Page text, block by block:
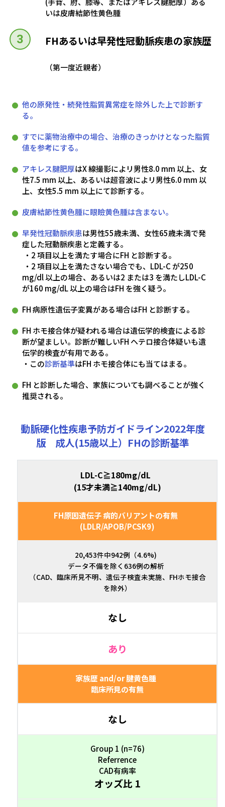
いは皮膚結節性黄色腫
FHあるいは早発性冠動脈疾患の家族歴
（第一度近親者）
他の原発性・続発性脂質異常症を除外した上で診断す
る。
すでに薬物治療中の場合、治療のきっかけとなった脂質
値を参考にする。
アキレス腱肥厚はX 線撮影によリ男性8.0 mm 以上、女
性7.5 mm 以上、あるいは超音波によリ男性6.0 mm 以
上、女性5.5 mm 以上にて診断する。
皮膚結節性黄色腫に眼瞼黄色腫は含まない。
早発性冠動脈疾患は男性55歳未満、女性65歳未満で発
症した冠動脈疾患と定義する。
・2 項目以上を満たす場合にFH と診断する。
・2 項目以上を満たさない場合でも、LDL-C が250
mg/dl 以上の場合、あるいは2 または3 を満たしLDL-C
が160 mg/dL 以上の場合はFH を強く疑う。
FH 病原性遺伝子変異がある場合はFH と診断する。
FH ホモ接合体が疑われる場合は遺伝学的検査による診
断が望ましい。診断が難しいFH ヘテロ接合体疑いも遺
伝学的検査が有用である。
・この診断基準はFH ホモ接合体にも当てはまる。
FH と診断した場合、家族についても調べることが強く
推奨される。
動脈硬化性疾患予防ガイドライン2022年度
版 成人(15歳以上）FHの診断基準
LDL-C≧180mg/dL
(15才未満≧140mg/dL)
FH原因遺伝子 病的バリアントの有無
(LDLR/APOB/PCSK9)
20,453件中942例（4.6%)
データ不備を除く636例の解析
（CAD、臨床所見不明、遺伝子検査未実施、FHホモ接合
を除外）
なし
あり
家族歴 and/or 腱黄色腫
臨床所見の有無
なし
Group 1 (n=76)
Referrence
CAD有病率
オッズ比 1